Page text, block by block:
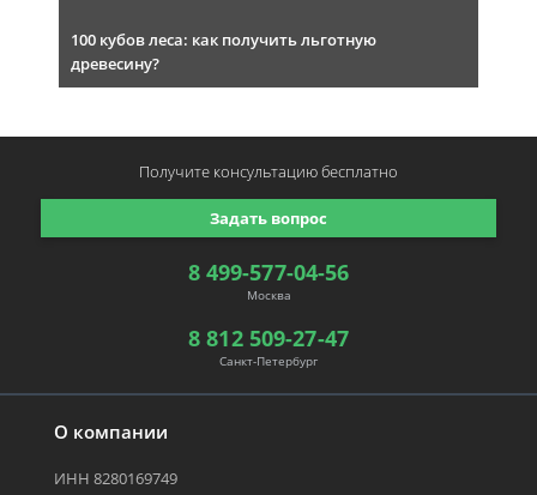
100 кубов леса: как получить льготную
древесину?
О компании
ИНН 8280169749
8 499-577-04-56
Москва
8 812 509-27-47
Санкт-Петербург
Задать вопрос
Получите консультациюбесплатно